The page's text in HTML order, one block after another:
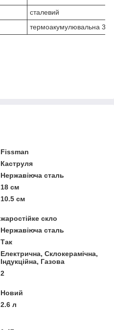
сталевий
термоакумулювальна 3-
Fissman
Каструля
Нержавіюча сталь
18 см
10.5 см
жаростійке скло
Нержавіюча сталь
Так
Електрична, Склокерамічна,
Індукційна, Газова
2
Новий
2.6 л